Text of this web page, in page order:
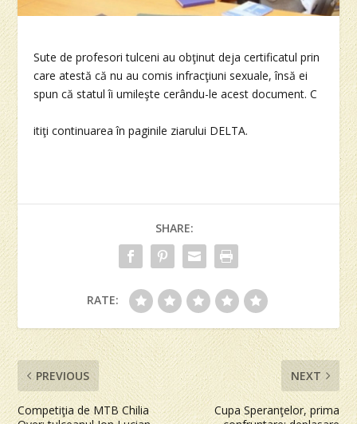
Sute de profesori tulceni au obţinut deja certificatul prin
care atestă că nu au comis infracţiuni sexuale, însă ei
spun că statul îi umileşte cerându-le acest document. C
itiţi continuarea în paginile ziarului DELTA.
SHARE:
RATE:
PREVIOUS
Competiţia de MTB Chilia
NEXT
Cupa Speranţelor, prima